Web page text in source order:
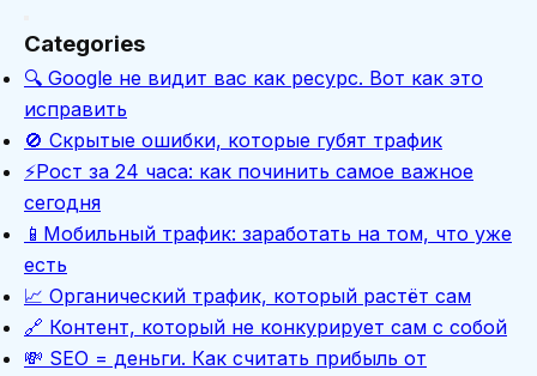
Categories
🔍 Google не видит вас как ресурс. Вот как это
исправить
🚫 Скрытые ошибки, которые губят трафик
⚡Рост за 24 часа: как починить самое важное
сегодня
📱Мобильный трафик: заработать на том, что уже
есть
📈 Органический трафик, который растёт сам
🔗 Контент, который не конкурирует сам с собой
💸 SEO = деньги. Как считать прибыль от